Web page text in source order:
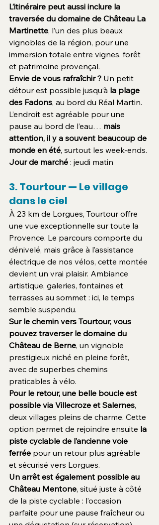
L’itinéraire peut aussi inclure la
traversée du domaine de Château La
Martinette, l’un des plus beaux
vignobles de la région, pour une
immersion totale entre vignes, forêt
et patrimoine provençal.
Envie de vous rafraîchir ? Un petit
détour est possible jusqu’à la plage
des Fadons, au bord du Réal Martin.
L’endroit est agréable pour une
pause au bord de l’eau… mais
attention, il y a souvent beaucoup de
monde en été, surtout les week-ends.
Jour de marché : jeudi matin
3. Tourtour — Le village
dans le ciel
À 23 km de Lorgues, Tourtour offre
une vue exceptionnelle sur toute la
Provence. Le parcours comporte du
dénivelé, mais grâce à l’assistance
électrique de nos vélos, cette montée
devient un vrai plaisir. Ambiance
artistique, galeries, fontaines et
terrasses au sommet : ici, le temps
semble suspendu.
Sur le chemin vers Tourtour, vous
pouvez traverser le domaine du
Château de Berne, un vignoble
prestigieux niché en pleine forêt,
avec de superbes chemins
praticables à vélo.
Pour le retour, une belle boucle est
possible via Villecroze et Salernes,
deux villages pleins de charme. Cette
option permet de rejoindre ensuite la
piste cyclable de l’ancienne voie
ferrée pour un retour plus agréable
et sécurisé vers Lorgues.
Un arrêt est également possible au
Château Mentone, situé juste à côté
de la piste cyclable : l’occasion
parfaite pour une pause fraîcheur ou